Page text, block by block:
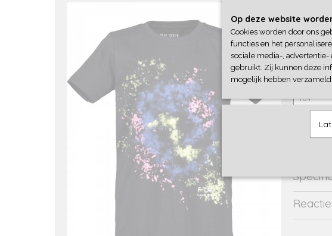
€ 15,99
✓Op
Blue
IN
EAN code
Op deze website
Cookies worden door ons
functies en het
sociale media-, advertentie-
gebruikt. Zij kunnen deze
mogelijk hebben